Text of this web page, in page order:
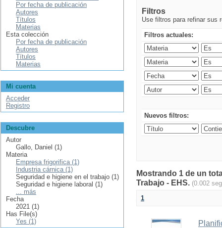
Filtros
Use filtros para refinar sus
Filtros actuales:
Nuevos filtros:
Mostrando 1 de un
Trabajo - EHS. (0.002
1
Por fecha de publicación
Autores
Títulos
Materias
Esta colección
Por fecha de publicación
Autores
Títulos
Materias
Mi cuenta
Acceder
Registro
Descubre
Autor
Gallo, Daniel (1)
Materia
Empresa frigorifica (1)
Industria cárnica (1)
Seguridad e higiene en el trabajo (1)
Seguridad e higiene laboral (1)
... más
Fecha
2021 (1)
Has File(s)
Yes (1)